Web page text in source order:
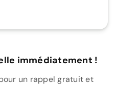
immédiatement !
un rappel gratuit et